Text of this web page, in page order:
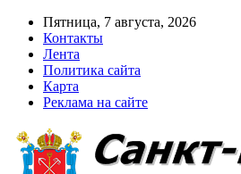
Пятница, 7 августа, 2026
Контакты
Лента
Политика сайта
Карта
Реклама на сайте